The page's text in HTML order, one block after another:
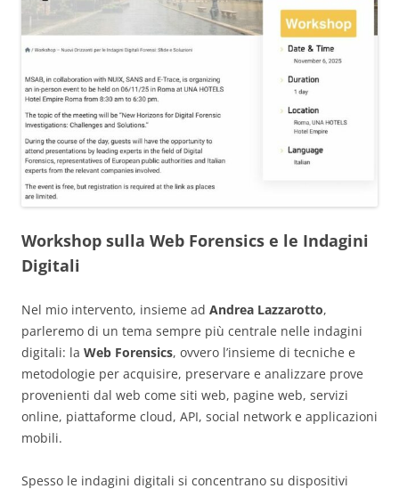
Workshop sulla Web Forensics e le Indagini
Digitali
Nel mio intervento, insieme ad Andrea Lazzarotto,
parleremo di un tema sempre più centrale nelle indagini
digitali: la Web Forensics, ovvero l’insieme di tecniche e
metodologie per acquisire, preservare e analizzare prove
provenienti dal web come siti web, pagine web, servizi
online, piattaforme cloud, API, social network e applicazioni
mobili.
Spesso le indagini digitali si concentrano su dispositivi